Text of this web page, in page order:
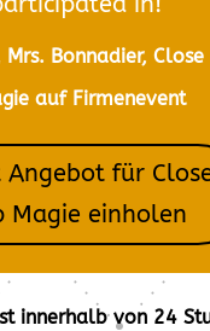
Bonnadier, Close
auf Firmenevent
Angebot für
Magie einholen
innerhalb von 24